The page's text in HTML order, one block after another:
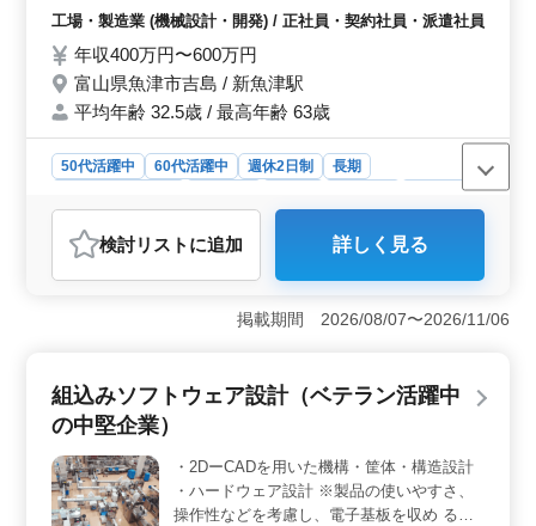
いたします。技術士やRCCMの取得を目指す方には、教
育制度や資格手当などの支援を提供し、スキルアップを
サポートします。
金属筐 体を電子回路設計エンジニアと協力
40代活躍している現場です。 ぜひご応募く
ださい！
工場・製造業 (機械設計・開発) / 正社員・契約社員・派遣社員
年収400万円〜600万円
富山県魚津市吉島 / 新魚津駅
平均年齢 32.5歳 / 最高年齢 63歳
50代活躍中 60代活躍中 週休2日制
長期
派遣社員
おすすめポイント
＜魅力的な条件＞ 40代を中心にベテランエンジニアが
活躍する環境で、経験者を歓迎しています。2D-CADを用
いた機構・筐体・構造設計の経験がある方、ぜひご応募
600万円で通勤手当は全額支給致します。賞与は年2回、
計2.50ヶ月分あります。雇用・労災・健康・厚生・財形
力を活かしてキャリアアップ＞ LSI設計、IP開発、組込
システム開発など、多岐にわたる技術領域で経験を積
み、スキルを高められる環境が整っています。ぜひ、お
検討リスト に追加 詳しく見る
掲載期間 2026/08/07〜2026/11/06
組込みソフトウェア設計（ベテラン活躍中
の中堅企業）
・2DーCADを用いた機構・筐体・構造設計
・ハードウェア設計 ※製品の使いやすさ、
操作性などを考慮し、電子基板を収め る小